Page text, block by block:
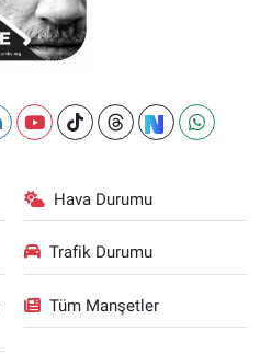
Hava Durumu
Trafik Durumu
Tüm Manşetler